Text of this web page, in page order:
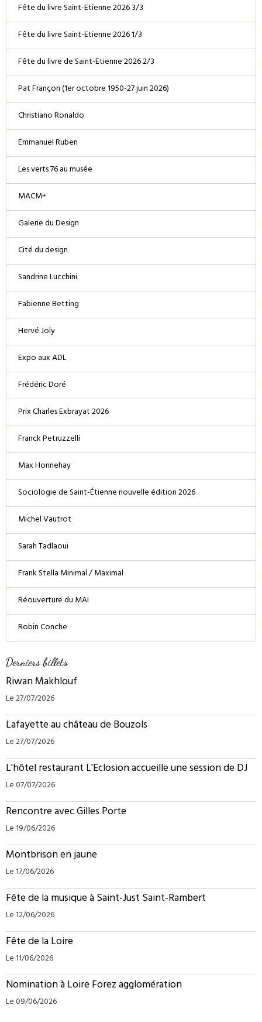
Fête du livre Saint-Etienne 2026 3/3
Fête du livre Saint-Etienne 2026 1/3
Fête du livre de Saint-Etienne 2026 2/3
Pat Françon (1er octobre 1950-27 juin 2026)
Christiano Ronaldo
Emmanuel Ruben
Les verts 76 au musée
MACM+
Galerie du Design
Cité du design
Sandrine Lucchini
Fabienne Betting
Hervé Joly
Expo aux ADL
Frédéric Doré
Prix Charles Exbrayat 2026
Franck Petruzzelli
Max Honnehay
Sociologie de Saint-Étienne nouvelle édition 2026
Michel Vautrot
Sarah Tadlaoui
Frank Stella Minimal / Maximal
Réouverture du MAI
Robin Conche
Derniers billets
Riwan Makhlouf
Le 27/07/2026
Lafayette au château de Bouzols
Le 27/07/2026
L'hôtel restaurant L'Eclosion accueille une session de DJ
Le 07/07/2026
Rencontre avec Gilles Porte
Le 19/06/2026
Montbrison en jaune
Le 17/06/2026
Fête de la musique à Saint-Just Saint-Rambert
Le 12/06/2026
Fête de la Loire
Le 11/06/2026
Nomination à Loire Forez agglomération
Le 09/06/2026